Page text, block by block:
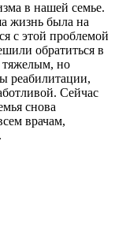
в нашей семье.
жизнь была на
с этой проблемой
обратиться в
тяжелым, но
реабилитации,
Сейчас
снова
врачам,